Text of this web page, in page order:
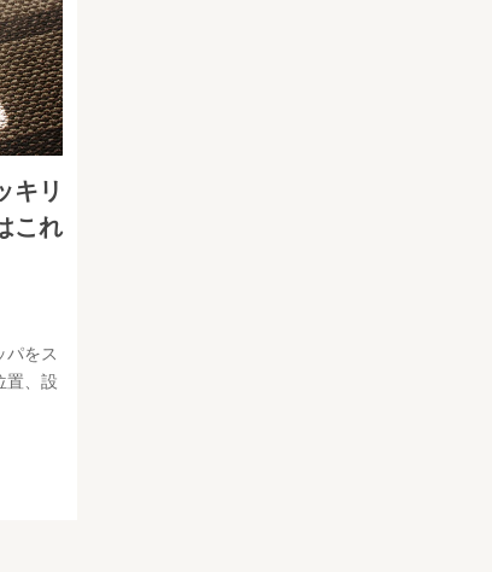
キリ
これ
パをス
置、設